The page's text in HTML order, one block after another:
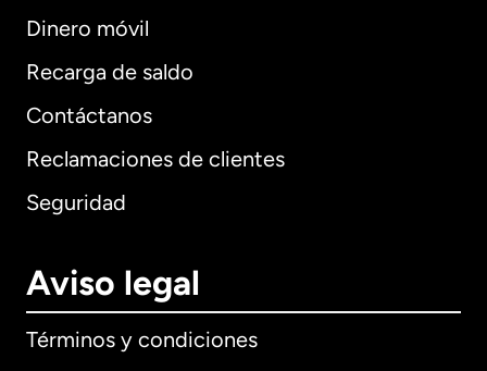
Dinero móvil
Recarga de saldo
Contáctanos
Reclamaciones de clientes
Seguridad
Aviso legal
Términos y condiciones